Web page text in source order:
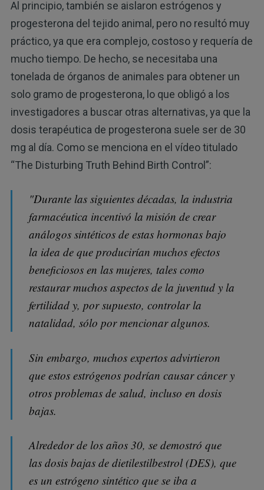
Al principio, también se aislaron estrógenos y
progesterona del tejido animal, pero no resultó muy
práctico, ya que era complejo, costoso y requería de
mucho tiempo. De hecho, se necesitaba una
tonelada de órganos de animales para obtener un
solo gramo de progesterona, lo que obligó a los
investigadores a buscar otras alternativas, ya que la
dosis terapéutica de progesterona suele ser de 30
mg al día. Como se menciona en el vídeo titulado
“The Disturbing Truth Behind Birth Control”:
"Durante las siguientes décadas, la industria
farmacéutica incentivó la misión de crear
análogos sintéticos de estas hormonas bajo
la idea de que producirían muchos efectos
beneficiosos en las mujeres, tales como
restaurar muchos aspectos de la juventud y la
fertilidad y, por supuesto, controlar la
natalidad, sólo por mencionar algunos.
Sin embargo, muchos expertos advirtieron
que estos estrógenos podrían causar cáncer y
otros problemas de salud, incluso en dosis
bajas.
Alrededor de los años 30, se demostró que
las dosis bajas de dietilestilbestrol (DES), que
es un estrógeno sintético que se iba a